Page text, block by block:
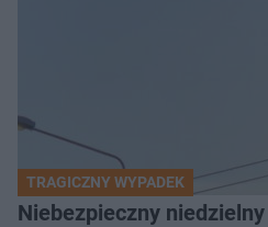
TRAGICZNY WYPADEK
Niebezpieczny